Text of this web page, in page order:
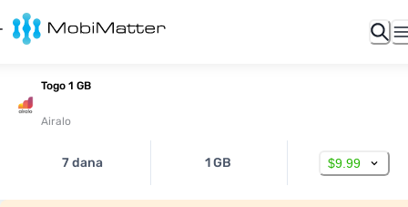
Togo 1 GB
Airalo
7 dana 1 GB $9.99